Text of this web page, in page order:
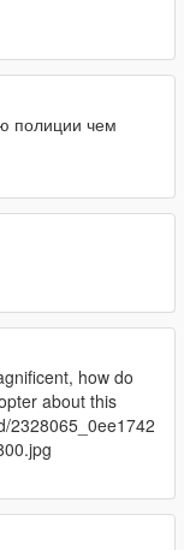
полиции чем
how do
about this
2328065_0ee1742